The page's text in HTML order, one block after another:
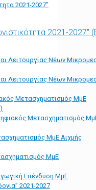
2021-2027”
2021-
Λειτουργίας Νέων
Λειτουργίας Νέων
Μετασχηματισμός ΜμΕ
Μετασχηματισμός
ΜμΕ Αιχμής
ΜμΕ
Επένδυση ΜμΕ
2021-2027